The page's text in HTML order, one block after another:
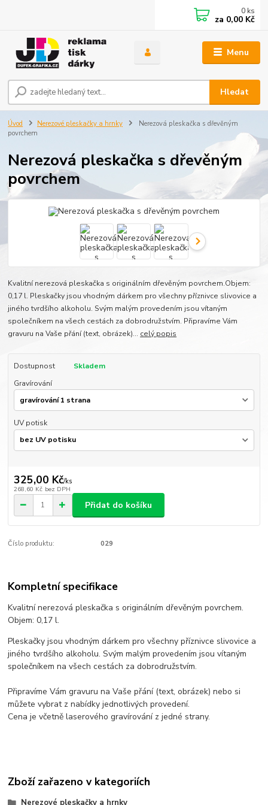
Menu
Hledat
0 ks
za 0,00 Kč
Úvod Nerezové pleskačky a hrnky
Nerezová pleskačka s dřevěným
povrchem
Nerezová pleskačka s dřevěným
povrchem
Kvalitní nerezová pleskačka s originálním dřevěným povrchem.Objem:
0,17 l. Pleskačky jsou vhodným dárkem pro všechny příznivce slivovice a
jiného tvrdšího alkoholu. Svým malým provedením jsou vítaným
společníkem na všech cestách za dobrodružstvím. Připravíme Vám
gravuru na Vaše přání (text, obrázek)... celý popis
Dostupnost
Skladem
Gravírování
UV potisk
325,00 Kč/ks
268,60 Kč bez DPH
Přidat do košíku
Číslo produktu: 029
Kompletní specifikace
Kvalitní nerezová pleskačka s originálním dřevěným povrchem.
Objem: 0,17 l.
Pleskačky jsou vhodným dárkem pro všechny příznivce slivovice a
jiného tvrdšího alkoholu. Svým malým provedením jsou vítaným
společníkem na všech cestách za dobrodružstvím.
Připravíme Vám gravuru na Vaše přání (text, obrázek) nebo si
můžete vybrat z nabídky jednotlivých provedení.
Cena je včetně laserového gravírování z jedné strany.
Zboží zařazeno v kategoriích
Nerezové pleskačky a hrnky